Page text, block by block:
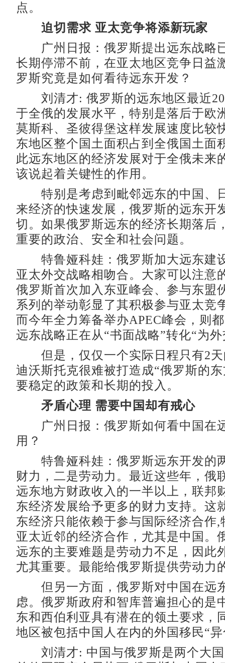
点。
迫切需求 亚太竞争将添新玩家
广州日报：俄罗斯提出远东战略
长期停滞不前，在亚太地区竞争日益
罗斯究竟是如何看待远东开发？
刘清才: 俄罗斯的远东地区最近20
于全俄的发展水平，特别是落后于欧
莫斯科、圣彼得堡这样发展速度比较
东地区整个国土面积占到全俄国土面
此远东地区的经济发展对于全俄未来
该说起着关键性的作用。
特别是考虑到毗邻远东的中国、
来经济的快速发展，俄罗斯的远东开
切。如果俄罗斯远东的经济长期落后
重要的政治、安全和社会问题。
特鲁娅科娃：俄罗斯加大远东建
亚太外交战略相吻合。大家可以注意
俄罗斯首次加入东亚峰会、参与东盟
系列的举动彰显了其积极参与亚太竞
而今年全力筹备举办APEC峰会，则
远东战略正在从“书面战略”转化“为
但是，仅仅一个实际日程只有2天
迪沃斯托克很难被打造成“俄罗斯的
要稳定的政策和长期的投入。
矛盾心理 需要中国却有戒心
广州日报：俄罗斯如何看中国在
用？
特鲁娅科娃：俄罗斯远东开发的
财力，二是劳动力。最近这些年，俄
远东地方财政收入的一半以上，联邦
东经济发展给予更多的财力支持。这
东经济只能依赖于参与国际经济合作,
亚太近邻的经济合作，尤其是中国。
远东的主要难题是劳动力不足，因此
尤其重要。最能给俄罗斯提供劳动力
但另一方面，俄罗斯对中国在远
虑。俄罗斯政府和智库普遍担心的是
东和西伯利亚具有潜在的领土要求，
地区被包括中国人在内的外国移民“
刘清才: 中国与俄罗斯是两个大国